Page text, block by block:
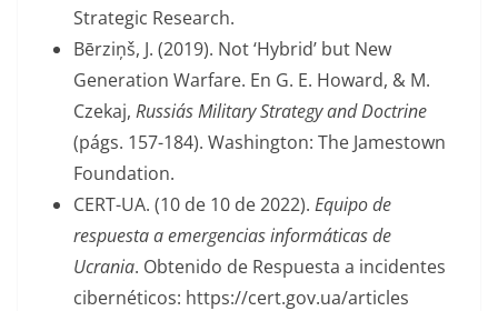
Strategic Research.
Bērziņš, J. (2019). Not ‘Hybrid’ but New
Generation Warfare. En G. E. Howard, & M.
Czekaj, Russia´s Military Strategy and Doctrine
(págs. 157-184). Washington: The Jamestown
Foundation.
CERT-UA. (10 de 10 de 2022). Equipo de
respuesta a emergencias informáticas de
Ucrania. Obtenido de Respuesta a incidentes
cibernéticos: https://cert.gov.ua/articles